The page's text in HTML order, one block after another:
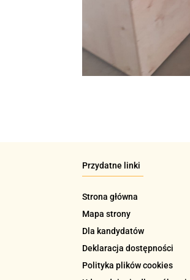
Przydatne linki
Strona główna
Mapa strony
Dla kandydatów
Deklaracja dostępności
Polityka plików cookies